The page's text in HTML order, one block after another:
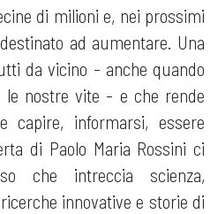
di milioni e, nei prossimi
ad aumentare. Una
da vicino - anche quando
le nostre vite - e che rende
capire, informarsi, essere
di Paolo Maria Rossini ci
che intreccia scienza,
innovative e storie di